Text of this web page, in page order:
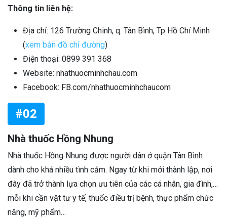
Thông tin liên hệ:
Địa chỉ: 126 Trường Chinh, q. Tân Bình, Tp Hồ Chí Minh
(xem bản đồ chỉ đường)
Điện thoại: 0899 391 368
Website: nhathuocminhchau.com
Facebook: FB.com/nhathuocminhchaucom
#02
Nhà thuốc Hồng Nhung
Nhà thuốc Hồng Nhung được người dân ở quận Tân Bình
dành cho khá nhiều tình cảm. Ngay từ khi mới thành lập, nơi
đây đã trở thành lựa chọn ưu tiên của các cá nhân, gia đình,…
mỗi khi cần vật tư y tế, thuốc điều trị bệnh, thực phẩm chức
năng, mỹ phẩm…